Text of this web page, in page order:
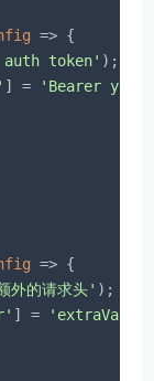
=> {
auth token' );
] =
'Bearer
=> {
外的请求头' );
] =
'extraValue'